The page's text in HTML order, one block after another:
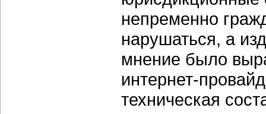
непременно
нарушаться, а
мнение было
интернет-
техническая